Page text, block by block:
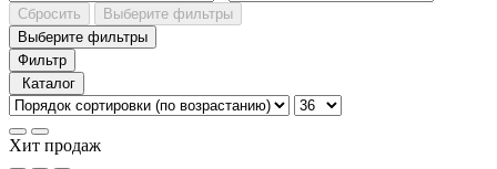
Сбросить
Выберите фильтры
Выберите фильтры
Фильтр
Каталог
Хит продаж